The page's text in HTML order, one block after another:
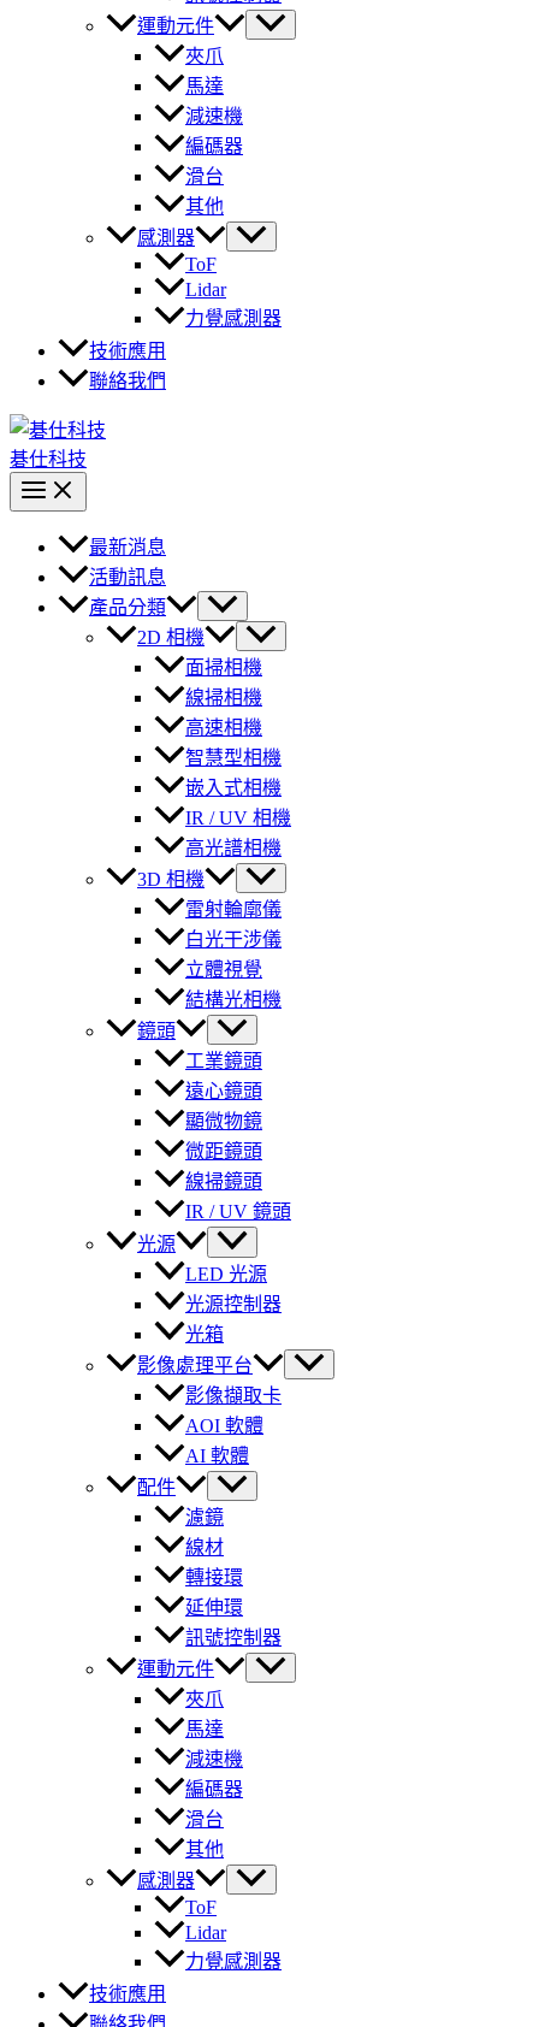
運動元件
夾爪
馬達
減速機
編碼器
滑台
其他
感測器
ToF
Lidar
力覺感測器
技術應用
聯絡我們
碁仕科技
最新消息
活動訊息
產品分類
2D 相機
面掃相機
線掃相機
高速相機
智慧型相機
嵌入式相機
IR / UV 相機
高光譜相機
3D 相機
雷射輪廓儀
白光干涉儀
立體視覺
結構光相機
鏡頭
工業鏡頭
遠心鏡頭
顯微物鏡
微距鏡頭
線掃鏡頭
IR / UV 鏡頭
光源
LED 光源
光源控制器
光箱
影像處理平台
影像擷取卡
AOI 軟體
AI 軟體
配件
濾鏡
線材
轉接環
延伸環
訊號控制器
運動元件
夾爪
馬達
減速機
編碼器
滑台
其他
感測器
ToF
Lidar
力覺感測器
技術應用